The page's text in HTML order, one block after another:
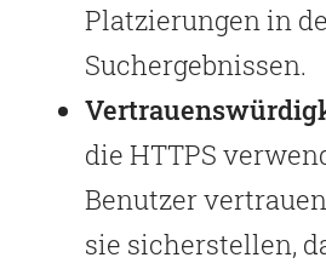
Platzierungen in
Suchergebnissen.
die HTTPS
Benutzer
sie sicherstellen,